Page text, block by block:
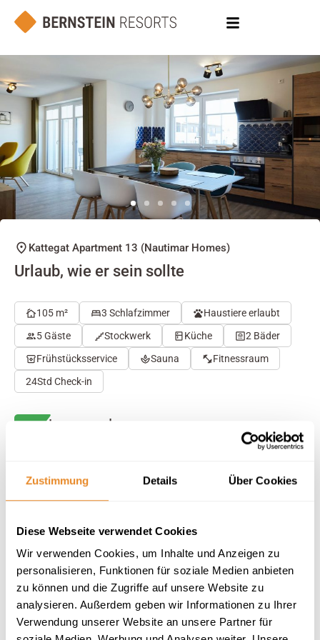
Zustimmung Details Über Cookies
Diese Webseite verwendet Cookies
Wir verwenden Cookies, um Inhalte und Anzeigen zu
personalisieren, Funktionen für soziale Medien anbieten
zu können und die Zugriffe auf unsere Website zu
analysieren. Außerdem geben wir Informationen zu Ihrer
Verwendung unserer Website an unsere Partner für
Kattegat Apartment 13 (Nautimar Homes)
Urlaub, wie er sein sollte
105 m² 3 Schlafzimmer
Haustiere erlaubt
5 Gäste
Stockwerk Küche
2 Bäder
Frühstücksservice
Sauna
Fitnessraum
24Std Check-in
Herausragend
Auf die Merkliste
Ausstattung
39 Bewertungen